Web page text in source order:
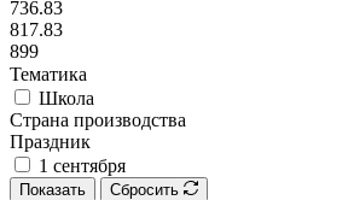
736.83
817.83
899
Тематика
Школа
Страна производства
Праздник
1 сентября
Показать Сбросить